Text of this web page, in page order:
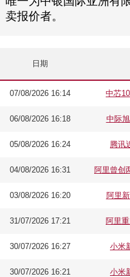
卖报价者。
日期
07/08/2026 16:14 中芯
06/08/2026 16:18 中际
05/08/2026 16:24 腾讯
04/08/2026 16:31 阿里曾创
03/08/2026 16:20 阿里
31/07/2026 17:21 阿里
30/07/2026 16:27 小米
30/07/2026 16:21 小米